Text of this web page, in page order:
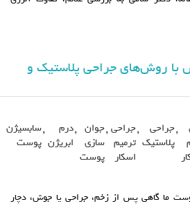
با روش‌های جراحی پلاستیک و
,جراحی
پلاستیک
,جراحی
ترمیم
اسکار
,جوان
سازی
پوست
,درم
ابریژن
,سابسیژن
پوست
ما گاهی پس از زخم، جراحی یا جوش، دچار